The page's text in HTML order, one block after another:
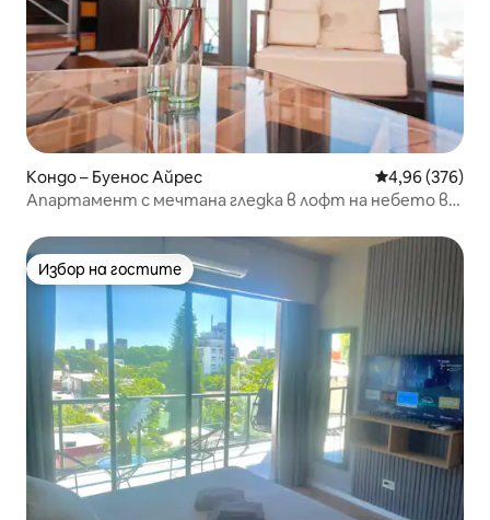
Кондо – Буенос Айрес Средна
4,96 (376)
Апартамент с мечтана гледка в лофт на небето в
Избор на гостите
Избор на гостите